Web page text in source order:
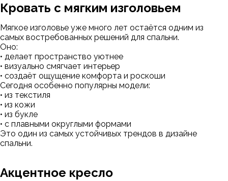
Кровать с мягким изголовьем
Мягкое изголовье уже много лет остаётся одним из
самых востребованных решений для спальни.
Оно:
• делает пространство уютнее
• визуально смягчает интерьер
• создаёт ощущение комфорта и роскоши
Сегодня особенно популярны модели:
• из текстиля
• из кожи
• из букле
• с плавными округлыми формами
Это один из самых устойчивых трендов в дизайне
спальни.
Акцентное кресло